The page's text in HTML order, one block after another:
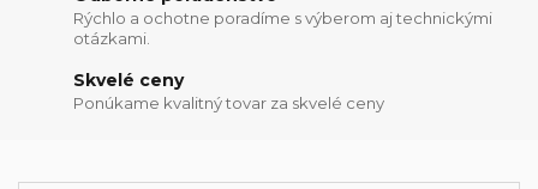
Rýchlo a ochotne poradíme s výberom aj technickými
otázkami.
Skvelé ceny
Ponúkame kvalitný tovar za skvelé ceny